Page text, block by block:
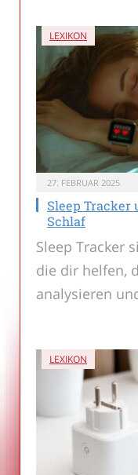
LEXIKON
27. FEBRUAR 2025
Sleep Tracker
Schlaf
Sleep Tracker
die dir helfen,
analysieren
LEXIKON